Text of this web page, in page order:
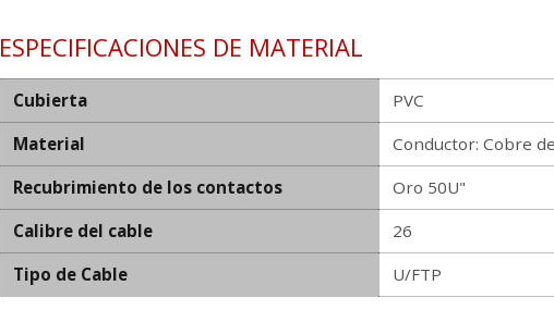
ESPECIFICACIONES DE MATERIAL
Cubierta
PVC
Material
Conductor: Cobre
Recubrimiento de los contactos
Oro 50U"
Calibre del cable
26
Tipo de Cable
U/FTP